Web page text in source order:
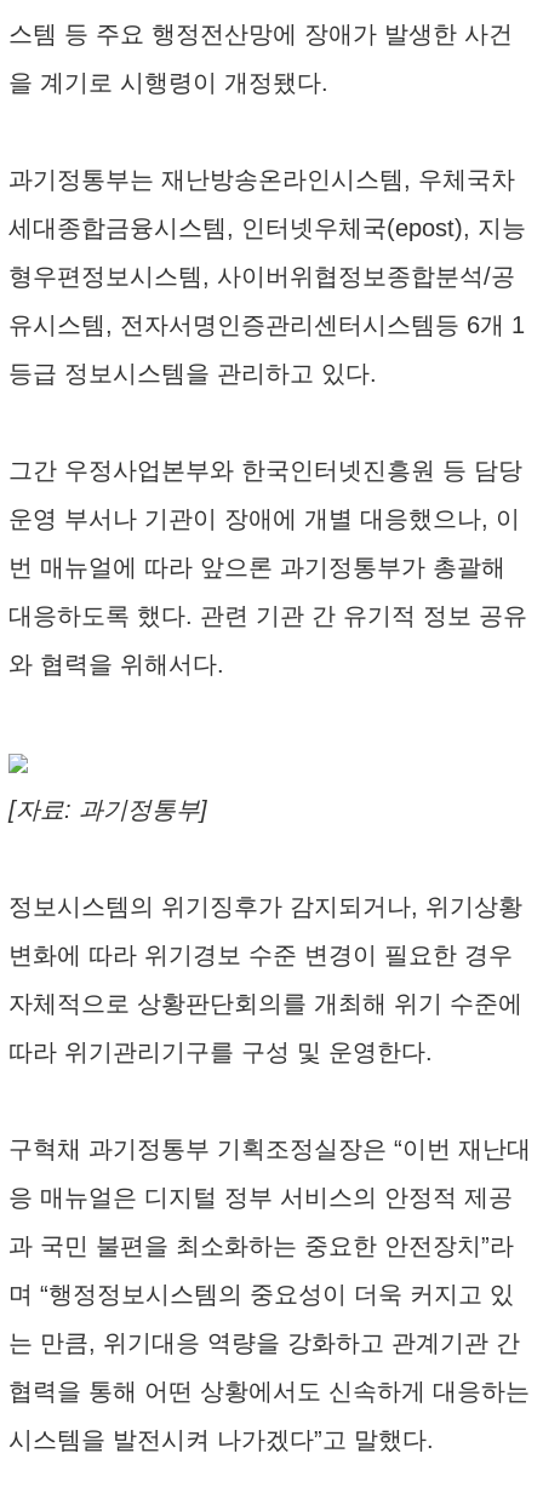
스템 등 주요 행정전산망에 장애가 발생한 사건
을 계기로 시행령이 개정됐다.
과기정통부는 재난방송온라인시스템, 우체국차
세대종합금융시스템, 인터넷우체국(epost), 지능
형우편정보시스템, 사이버위협정보종합분석/공
유시스템, 전자서명인증관리센터시스템등 6개 1
등급 정보시스템을 관리하고 있다.
그간 우정사업본부와 한국인터넷진흥원 등 담당
운영 부서나 기관이 장애에 개별 대응했으나, 이
번 매뉴얼에 따라 앞으론 과기정통부가 총괄해
대응하도록 했다. 관련 기관 간 유기적 정보 공유
와 협력을 위해서다.
[자료: 과기정통부]
정보시스템의 위기징후가 감지되거나, 위기상황
변화에 따라 위기경보 수준 변경이 필요한 경우
자체적으로 상황판단회의를 개최해 위기 수준에
따라 위기관리기구를 구성 및 운영한다.
구혁채 과기정통부 기획조정실장은 “이번 재난대
응 매뉴얼은 디지털 정부 서비스의 안정적 제공
과 국민 불편을 최소화하는 중요한 안전장치”라
며 “행정정보시스템의 중요성이 더욱 커지고 있
는 만큼, 위기대응 역량을 강화하고 관계기관 간
협력을 통해 어떤 상황에서도 신속하게 대응하는
시스템을 발전시켜 나가겠다”고 말했다.